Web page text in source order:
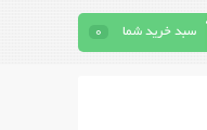
سبد خرید شما 0